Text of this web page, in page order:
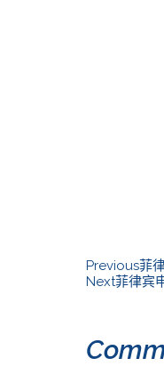
Previous菲
Next菲律宾